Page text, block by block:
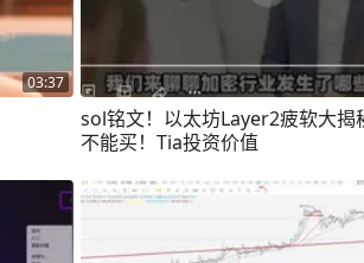
03:37
sol铭文！以太坊Layer2疲软大
不能买！Tia投资价值